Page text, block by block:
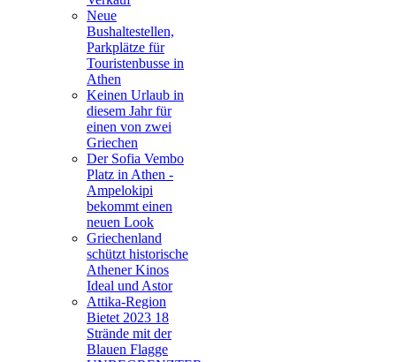
Neue
Bushaltestellen,
Parkplätze für
Touristenbusse in
Athen
Keinen Urlaub in
diesem Jahr für
einen von zwei
Griechen
Der Sofia Vembo
Platz in Athen -
Ampelokipi
bekommt einen
neuen Look
Griechenland
schützt historische
Athener Kinos
Ideal und Astor
Attika-Region
Bietet 2023 18
Strände mit der
Blauen Flagge